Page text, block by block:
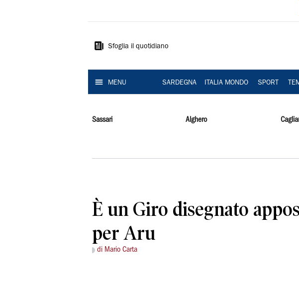
Sardegna
Sfoglia il quotidiano
MENU SARDEGNA ITALIA MONDO SPORT
Sassari Alghero
È un Giro disegnato
per Aru
di Mario Carta